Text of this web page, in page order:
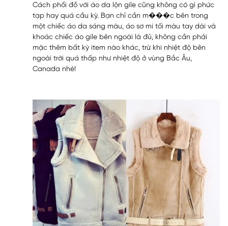
Cách phối đồ với áo da lộn gile cũng không có gì phức
tạp hay quá cầu kỳ. Bạn chỉ cần m���c bên trong
một chiếc áo da sáng màu, áo sơ mi tối màu tay dài và
khoác chiếc áo gile bên ngoài là đủ, không cần phải
mặc thêm bất kỳ item nào khác, trừ khi nhiệt độ bên
ngoài trời quá thấp như nhiệt độ ở vùng Bắc Âu,
Canada nhé!